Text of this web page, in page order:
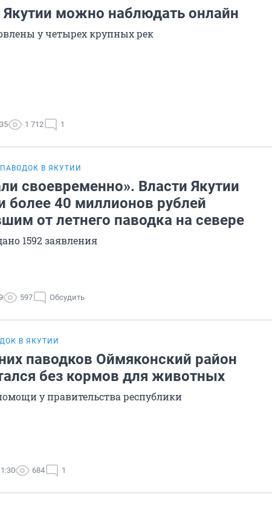
можно наблюдать онлайн
у четырех крупных рек
1 712 1
ПАВОДОК В ЯКУТИИ
своевременно». Власти Якутии
более 40 миллионов рублей
от летнего паводка на севере
1592 заявления
597 Обсудить
В ЯКУТИИ
паводков Оймяконский район
без кормов для животных
у правительства республики
684 1